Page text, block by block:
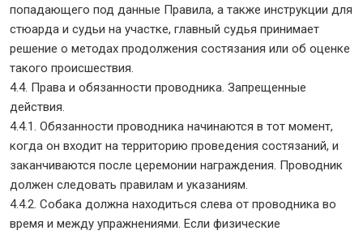
попадающего под данные Правила, а также инструкции для
стюарда и судьи на участке, главный судья принимает
решение о методах продолжения состязания или об оценке
такого происшествия.
4.4. Права и обязанности проводника. Запрещенные
действия.
4.4.1. Обязанности проводника начинаются в тот момент,
когда он входит на территорию проведения состязаний, и
заканчиваются после церемонии награждения. Проводник
должен следовать правилам и указаниям.
4.4.2. Собака должна находиться слева от проводника во
время и между упражнениями. Если физические